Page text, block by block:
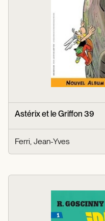
Astérix et le Griffon 39
Ferri, Jean-Yves